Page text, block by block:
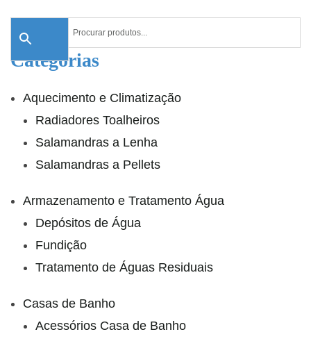
Categorias
Aquecimento e Climatização
Radiadores Toalheiros
Salamandras a Lenha
Salamandras a Pellets
Armazenamento e Tratamento Água
Depósitos de Água
Fundição
Tratamento de Águas Residuais
Casas de Banho
Acessórios Casa de Banho